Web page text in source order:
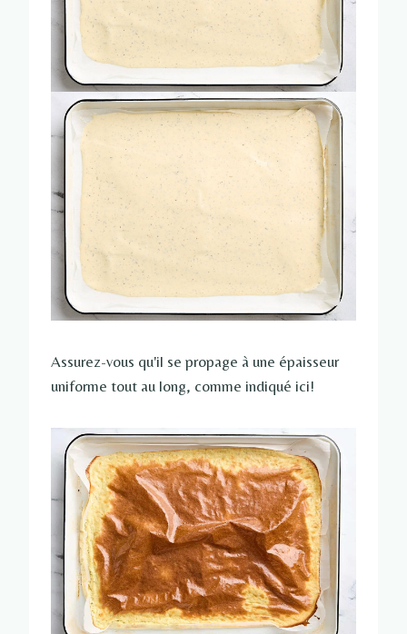
Assurez-vous qu'il se propage à une épaisseur
uniforme tout au long, comme indiqué ici!